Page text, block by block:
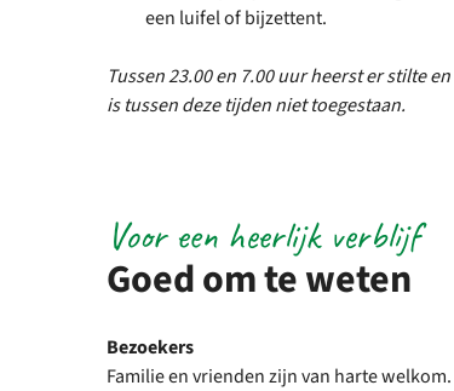
een luifel of bijzettent.
Tussen 23.00 en 7.00 uur heerst er stilte
is tussen deze tijden niet toegestaan.
Goed om te weten
Voor een heerlijk verblijf
Bezoekers
Familie en vrienden zijn van harte